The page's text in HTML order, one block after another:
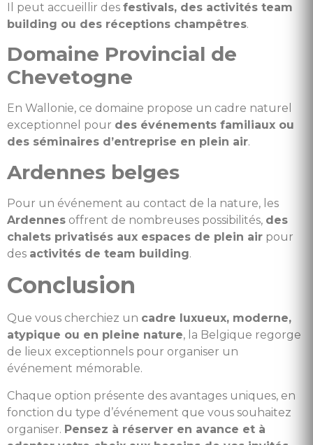
Il peut accueillir des festivals, des activités team
building ou des réceptions champêtres.
Domaine Provincial de
Chevetogne
En Wallonie, ce domaine propose un cadre naturel
exceptionnel pour des événements familiaux ou
des séminaires d’entreprise en plein air.
Ardennes belges
Pour un événement au contact de la nature, les
Ardennes offrent de nombreuses possibilités, des
chalets privatisés aux espaces de plein air pour
des activités de team building.
Conclusion
Que vous cherchiez un cadre luxueux, moderne,
atypique ou en pleine nature, la Belgique regorge
de lieux exceptionnels pour organiser un
événement mémorable.
Chaque option présente des avantages uniques, en
fonction du type d’événement que vous souhaitez
organiser. Pensez à réserver en avance et à